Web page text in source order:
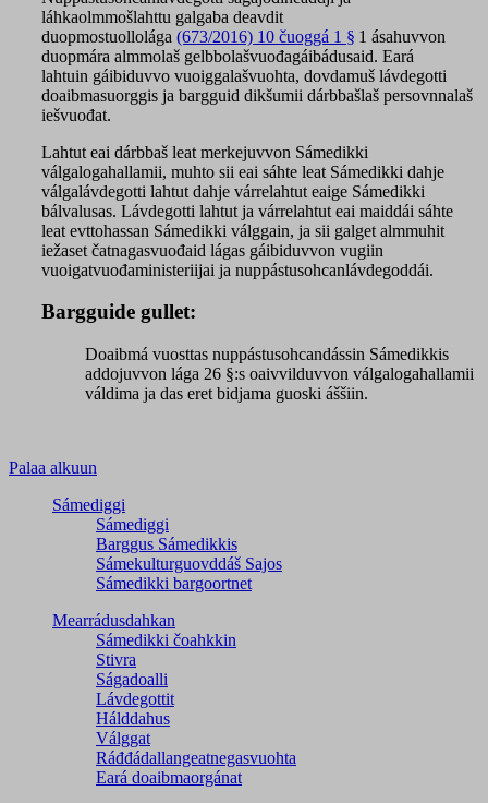
láhkaolmmošlahttu galgaba deavdit
duopmostuollolága (673/2016) 10 čuoggá 1 § 1 ásahuvvon
duopmára almmolaš gelbbolašvuođagáibádusaid. Eará
lahtuin gáibiduvvo vuoiggalašvuohta, dovdamuš lávdegotti
doaibmasuorggis ja bargguid dikšumii dárbbašlaš persovnnalaš
iešvuođat.
Lahtut eai dárbbaš leat merkejuvvon Sámedikki
válgalogahallamii, muhto sii eai sáhte leat Sámedikki dahje
válgalávdegotti lahtut dahje várrelahtut eaige Sámedikki
bálvalusas. Lávdegotti lahtut ja várrelahtut eai maiddái sáhte
leat evttohassan Sámedikki válggain, ja sii galget almmuhit
iežaset čatnagasvuođaid lágas gáibiduvvon vugiin
vuoigatvuođaministeriijai ja nuppástusohcanlávdegoddái.
Bargguide gullet:
Doaibmá vuosttas nuppástusohcandássin Sámedikkis
addojuvvon lága 26 §:s oaivvilduvvon válgalogahallamii
váldima ja das eret bidjama guoski áššiin.
Palaa alkuun
Sámediggi
Sámediggi
Barggus Sámedikkis
Sámekulturguovddáš Sajos
Sámedikki bargoortnet
Mearrádusdahkan
Sámedikki čoahkkin
Stivra
Ságadoalli
Lávdegottit
Hálddahus
Válggat
Ráđđádallangeatnegas­vuohta
Eará doaibmaorgánat